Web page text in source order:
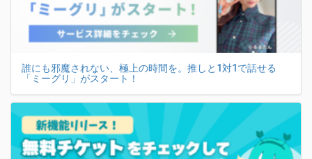
誰にも邪魔されない、極上の時間を。推しと1対1で話せる
「ミーグリ」がスタート！